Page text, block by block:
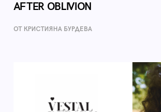
AFTER OBLIVION
ОТ КРИСТИЯНА БУРДЕВА